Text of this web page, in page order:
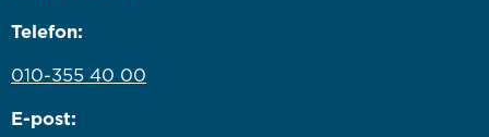
Telefon:
010-355 40 00
E-post: